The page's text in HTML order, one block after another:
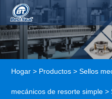
Hogar > Productos >Sellos
mecánicos de resorte simple >